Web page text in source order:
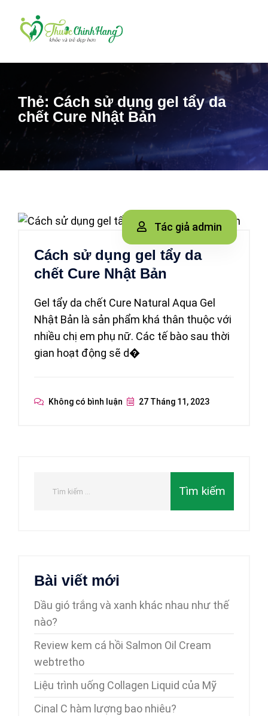
Thẻ: Cách sử dụng gel tẩy da
chết Cure Nhật Bản
Tác giả admin
Cách sử dụng gel tẩy da
chết Cure Nhật Bản
Gel tẩy da chết Cure Natural Aqua Gel
Nhật Bản là sản phẩm khá thân thuộc với
nhiều chị em phụ nữ. Các tế bào sau thời
gian hoạt động sẽ d�
Không có bình luận 27 Tháng 11, 2023
Bài viết mới
Dầu gió trắng và xanh khác nhau như thế
nào?
Review kem cá hồi Salmon Oil Cream
webtretho
Liệu trình uống Collagen Liquid của Mỹ
Cinal C hàm lượng bao nhiêu?